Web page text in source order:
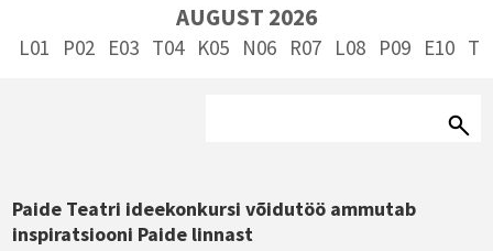
AUGUST 2026
L01 P02 E03 T04 K05 N06 R07 L08 P09 E10
Paide Teatri ideekonkursi võidutöö ammutab
inspiratsiooni Paide linnast